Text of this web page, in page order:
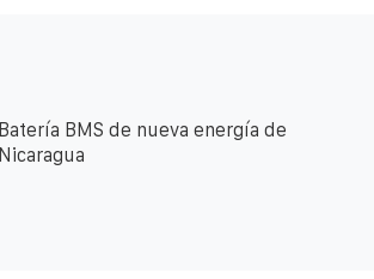
Batería BMS de nueva energía de
Nicaragua